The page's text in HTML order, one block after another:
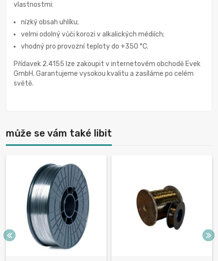
vlastnostmi:
nízký obsah uhlíku;
velmi odolný vůči korozi v alkalických médiích;
vhodný pro provozní teploty do +350 °C.
Přídavek 2.4155 lze zakoupit v internetovém obchodě Evek
GmbH. Garantujeme vysokou kvalitu a zasíláme po celém
světě.
může se vám také libit